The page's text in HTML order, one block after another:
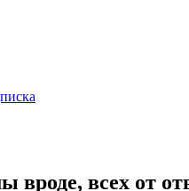
всех от